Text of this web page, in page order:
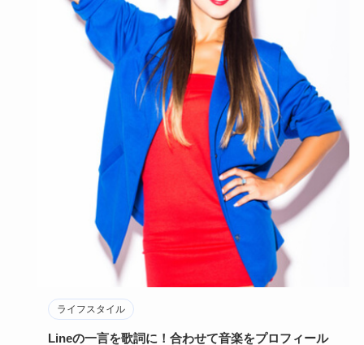
ライフスタイル
Lineの一言を歌詞に！合わせて音楽をプロフィール